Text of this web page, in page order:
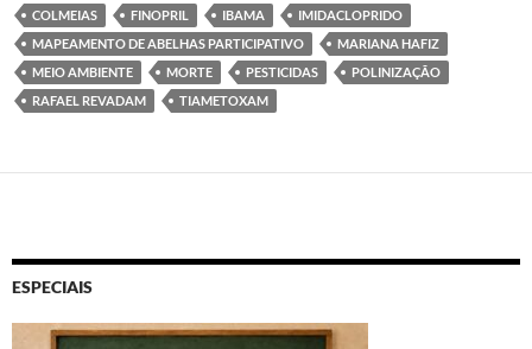
COLMEIAS
FINOPRIL IBAMA
IMIDACLOPRIDO
MAPEAMENTO DE ABELHAS PARTICIPATIVO
MARIANA HAFIZ
MEIO AMBIENTE
MORTE PESTICIDAS
POLINIZAÇÃO
RAFAEL REVADAM
TIAMETOXAM
ESPECIAIS